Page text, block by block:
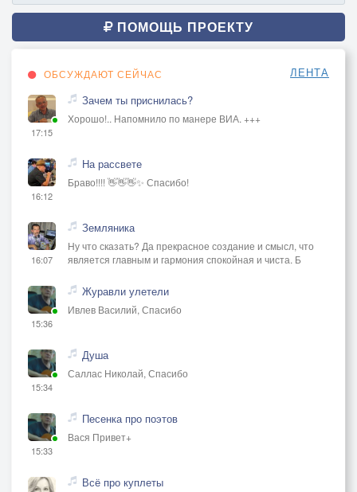
ПОМОЩЬ ПРОЕКТУ
ОБСУЖДАЮТ СЕЙЧАС ЛЕНТА
17:15
Зачем ты приснилась?
Хорошо!.. Напомнило по манере ВИА. +++
16:12
На рассвете
Браво!!!! 👋👋👋✨ Спасибо!
16:07
Земляника
Ну что сказать? Да прекрасное создание и смысл, что
является главным и гармония спокойная и чиста. Б
15:36
Журавли улетели
Ивлев Василий, Спасибо
15:34
Душа
Саллас Николай, Спасибо
15:33
Песенка про поэтов
Вася Привет+
Всё про куплеты